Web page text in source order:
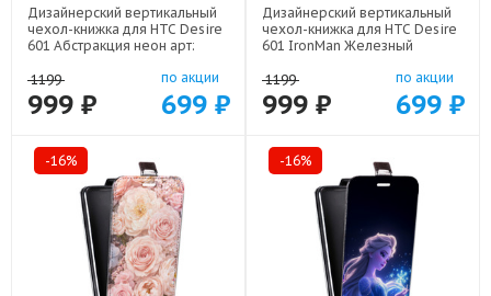
Дизайнерский вертикальный
чехол-книжка для HTC Desire
601 Абстракция неон арт:
1199
999 ₽
по акции
699 ₽
Дизайнерский вертикальный
чехол-книжка для HTC Desire
601 IronMan Железный
1199
999 ₽
по акции
699 ₽
-16% -16%